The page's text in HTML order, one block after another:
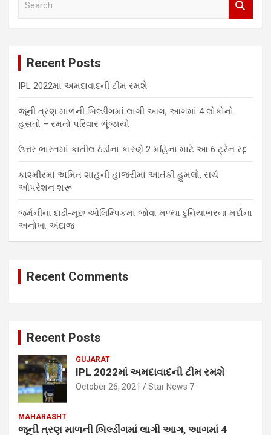
Recent Posts
IPL 2022માં અમદાવાદની ટીમ રમશે
જૂની ત્રણ માળની બિલ્ડીંગમાં લાગી આગ, આગમાં 4 લોકોનો
હસતો – રમતો પરિવાર ભૂંજાયો
ઉત્તર ભારતમાં કાતીલ ઠંડીના કારણે 2 મહિના માટે આ 6 ટ્રેન રદ્દ
કાશ્મીરમાં અમિત શાહની હાજરીમાં આતંકી હુમલો, સર્ચ
ઓપરેશન શરૂ
જર્મનીના દાઢી-મૂછ ઓલિમ્પિકમાં જોવા મળ્યા દુનિયાભરના મર્દોના
અનોખા અંદાજ
Recent Comments
Recent Posts
GUJARAT
IPL 2022માં અમદાવાદની ટીમ રમશે
October 26, 2021 Star News 7
MAHARASHT
જૂની ત્રણ માળની બિલ્ડીંગમાં લાગી આગ, આગમાં 4